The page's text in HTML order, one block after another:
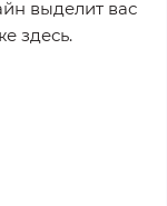
выделит вас
здесь.